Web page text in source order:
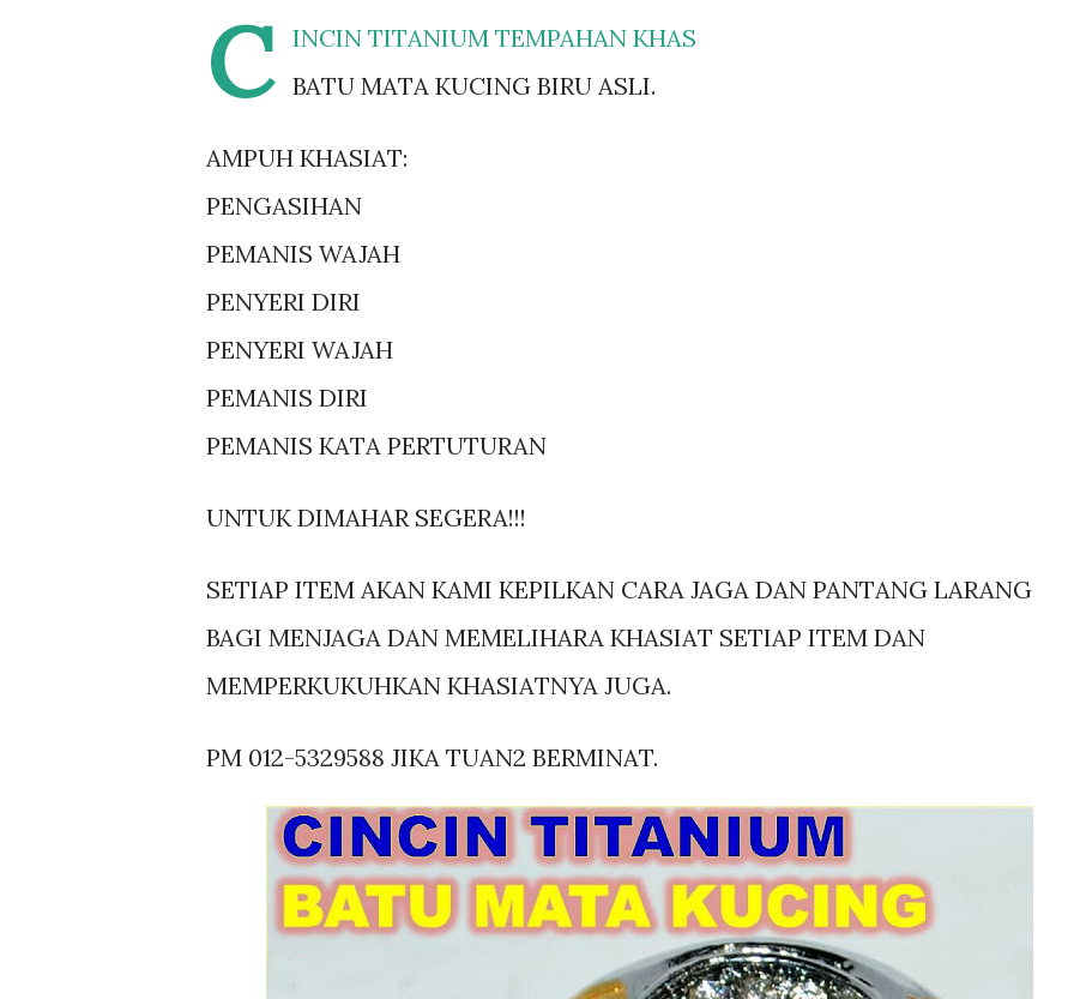
C
INCIN TITANIUM TEMPAHAN KHAS
BATU MATA KUCING BIRU ASLI.
AMPUH KHASIAT:
PENGASIHAN
PEMANIS WAJAH
PENYERI DIRI
PENYERI WAJAH
PEMANIS DIRI
PEMANIS KATA PERTUTURAN
UNTUK DIMAHAR SEGERA!!!
SETIAP ITEM AKAN KAMI KEPILKAN CARA JAGA DAN PANTANG LARANG
BAGI MENJAGA DAN MEMELIHARA KHASIAT SETIAP ITEM DAN
MEMPERKUKUHKAN KHASIATNYA JUGA.
PM 012-5329588 JIKA TUAN2 BERMINAT.